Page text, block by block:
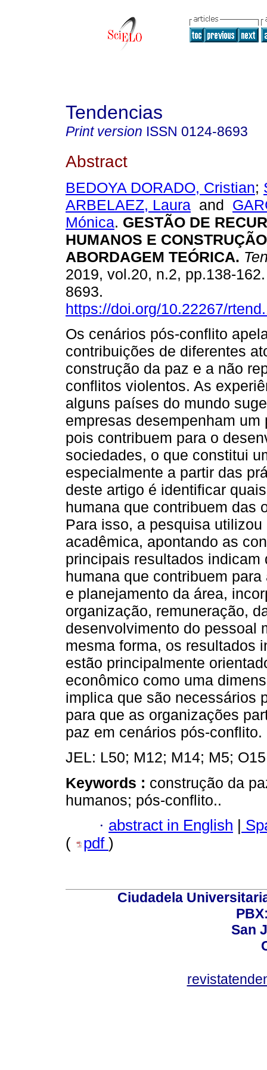
Tendencias
Print version ISSN 0124-8693
Abstract
BEDOYA DORADO, Cristian;
ARBELAEZ, Laura and
Mónica. GESTÃO DE
HUMANOS E
ABORDAGEM TEÓRICA.
2019, vol.20, n.2, pp.138-
8693.
https://doi.org/10.22267/
Os cenários pós-conflito
contribuições de diferentes
construção da paz e a não
conflitos violentos. As
alguns países do mundo
empresas desempenham
pois contribuem para o
sociedades, o que constitui
especialmente a partir das
deste artigo é identificar
humana que contribuem das
Para isso, a pesquisa
acadêmica, apontando as
principais resultados
humana que contribuem
e planejamento da área,
organização, remuneração,
desenvolvimento do pessoal
mesma forma, os resultados
estão principalmente
econômico como uma
implica que são necessários
para que as organizações
paz em cenários pós-conflito.
JEL: L50; M12; M14; M5;
Keywords : construção da
humanos; pós-conflito..
· abstract in English
(
pdf )
Ciudadela
San